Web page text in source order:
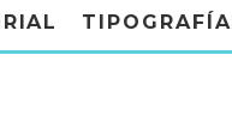
TIPOGRAFÍA